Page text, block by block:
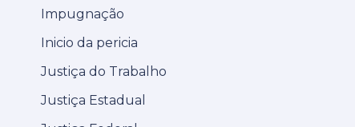
Impugnação
Inicio da pericia
Justiça do Trabalho
Justiça Estadual